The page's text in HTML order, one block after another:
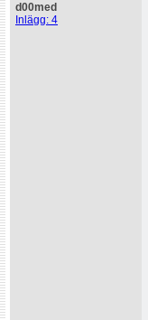
d00med
Inlägg: 4